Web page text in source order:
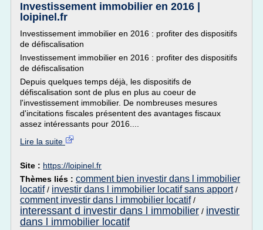
Investissement immobilier en 2016 |
loipinel.fr
Investissement immobilier en 2016 : profiter des dispositifs
de défiscalisation
Investissement immobilier en 2016 : profiter des dispositifs
de défiscalisation
Depuis quelques temps déjà, les dispositifs de
défiscalisation sont de plus en plus au coeur de
l'investissement immobilier. De nombreuses mesures
d'incitations fiscales présentent des avantages fiscaux
assez intéressants pour 2016....
Lire la suite
Site : https://loipinel.fr
Thèmes liés : comment bien investir dans l immobilier
locatif/ investir dans l immobilier locatif sans apport/
comment investir dans l immobilier locatif/
interessant d investir dans l immobilier / investir
dans l immobilier locatif